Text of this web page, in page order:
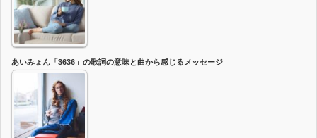
あいみょん「3636」の歌詞の意味と曲から感じるメッセージ